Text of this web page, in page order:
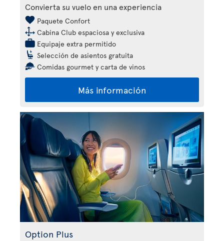
Convierta su vuelo en una experiencia
Paquete Confort
Cabina Club espaciosa y exclusiva
Equipaje extra permitido
Selección de asientos gratuita
Comidas gourmet y carta de vinos
Más información
Option Plus